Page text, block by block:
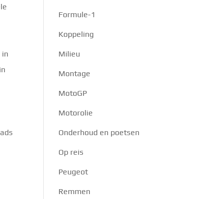
in
Formule-1
Koppeling
Milieu
Montage
MotoGP
Motorolie
Onderhoud en poetsen
Op reis
Peugeot
Remmen